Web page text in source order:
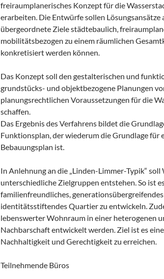
freiraumplanerisches Konzept für die
erarbeiten. Die Entwürfe sollen Lösungsansätze
übergeordnete Ziele städtebaulich,
mobilitätsbezogen zu einem räumlichen
konkretisiert werden können.
Das Konzept soll den gestalterischen und
grundstücks- und objektbezogene Planungen
planungsrechtlichen Voraussetzungen für die
schaffen.
Das Ergebnis des Verfahrens bildet die
Funktionsplan, der wiederum die Grundlage für
Bebauungsplan ist.
In Anlehnung an die „Linden-Limmer-Typik“
unterschiedliche Zielgruppen entstehen. So ist
familienfreundliches,
identitätsstiftendes Quartier zu entwickeln.
lebenswerter Wohnraum in einer heterogenen
Nachbarschaft entwickelt werden. Ziel ist es
Nachhaltigkeit und Gerechtigkeit zu erreichen.
Teilnehmende Büros